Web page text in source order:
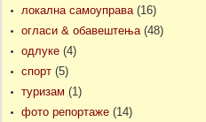
локална самоуправа(16)
огласи & обавештења(48)
одлуке(4)
спорт(5)
туризам (1)
фото репортаже(14)